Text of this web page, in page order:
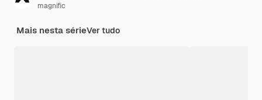
magnific
Mais nesta sérieVer tudo